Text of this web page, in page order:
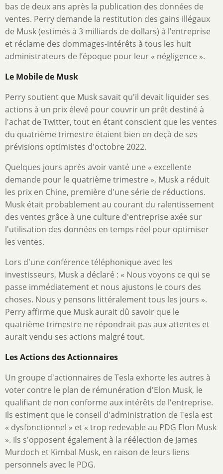
bas de deux ans après la publication des données de
ventes. Perry demande la restitution des gains illégaux
de Musk (estimés à 3 milliards de dollars) à l’entreprise
et réclame des dommages-intérêts à tous les huit
administrateurs de l’époque pour leur « négligence ».
Le Mobile de Musk
Perry soutient que Musk savait qu'il devait liquider ses
actions à un prix élevé pour couvrir un prêt destiné à
l'achat de Twitter, tout en étant conscient que les ventes
du quatrième trimestre étaient bien en deçà de ses
prévisions optimistes d'octobre 2022.
Quelques jours après avoir vanté une « excellente
demande pour le quatrième trimestre », Musk a réduit
les prix en Chine, première d'une série de réductions.
Musk était probablement au courant du ralentissement
des ventes grâce à une culture d'entreprise axée sur
l'utilisation des données en temps réel pour optimiser
les ventes.
Lors d'une conférence téléphonique avec les
investisseurs, Musk a déclaré : « Nous voyons ce qui se
passe immédiatement et nous ajustons le cours des
choses. Nous y pensons littéralement tous les jours ».
Perry affirme que Musk aurait dû savoir que le
quatrième trimestre ne répondrait pas aux attentes et
aurait vendu ses actions malgré tout.
Les Actions des Actionnaires
Un groupe d'actionnaires de Tesla exhorte les autres à
voter contre le plan de rémunération d'Elon Musk, le
qualifiant de non conforme aux intérêts de l'entreprise.
Ils estiment que le conseil d'administration de Tesla est
« dysfonctionnel » et « trop redevable au PDG Elon Musk
». Ils s'opposent également à la réélection de James
Murdoch et Kimbal Musk, en raison de leurs liens
personnels avec le PDG.